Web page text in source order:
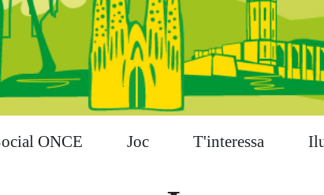
ONCE Joc T'interessa